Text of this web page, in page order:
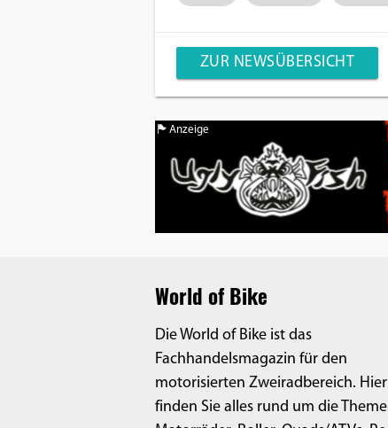
ZUR NEWSÜBERSICHT
Anzeige
World of Bike
Die World of Bike ist das
Fachhandelsmagazin für den
motorisierten Zweiradbereich. Hier
finden Sie alles rund um die